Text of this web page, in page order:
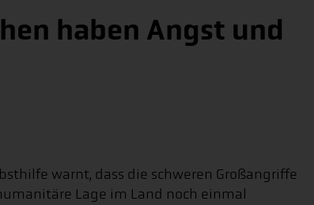
haben Angst und
warnt, dass die schweren Großangriffe
Lage im Land noch einmal